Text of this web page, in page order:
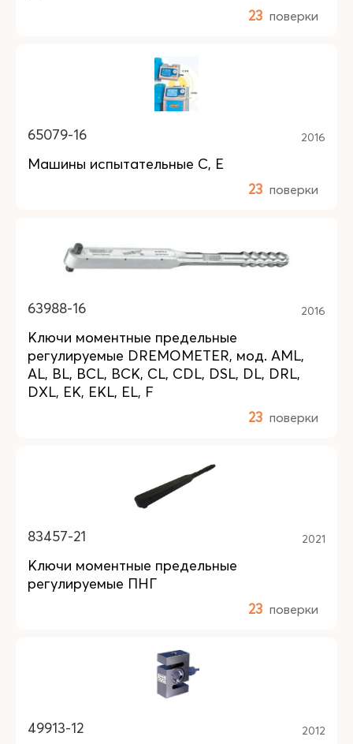
23 поверки
65079-16 2016
Машины испытательные C, Е
23 поверки
63988-16 2016
Ключи моментные предельные
регулируемые DREMOMETER, мод. AML,
AL, BL, BCL, BCK, CL, CDL, DSL, DL, DRL,
DXL, EK, EKL, EL, F
23 поверки
83457-21 2021
Ключи моментные предельные
регулируемые ПНГ
23 поверки
49913-12 2012